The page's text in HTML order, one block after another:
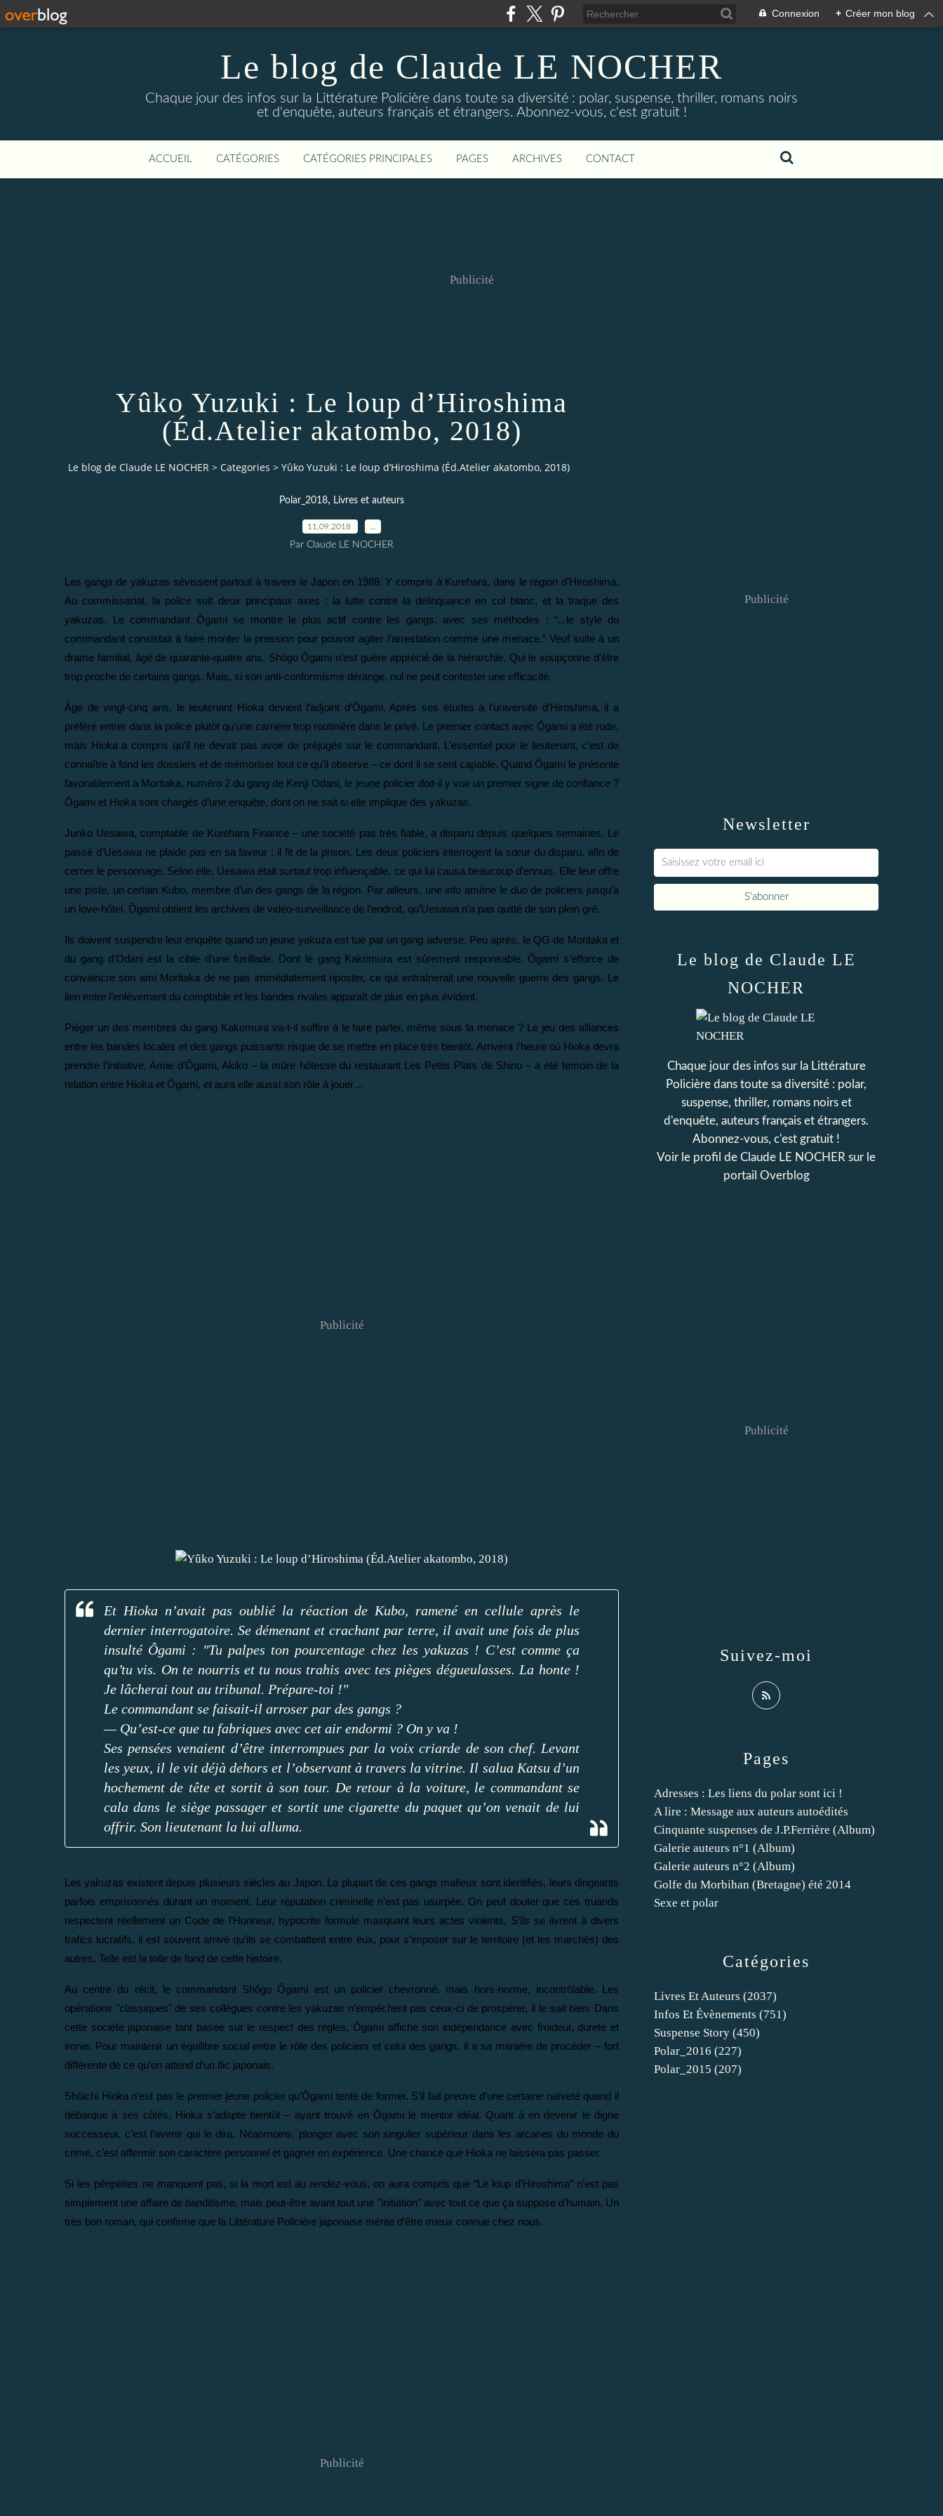
Connexion + Créer mon blog
Le blog de Claude LE NOCHER
Chaque jour des infos sur la Littérature Policière dans toute sa diversité : polar, suspense, thriller, romans noirs
et d'enquête, auteurs français et étrangers. Abonnez-vous, c'est gratuit !
ACCUEIL CATÉGORIES CATÉGORIES PRINCIPALES PAGES ARCHIVES CONTACT
Publicité
Yûko Yuzuki : Le loup d’Hiroshima
(Éd.Atelier akatombo, 2018)
Le blog de Claude LE NOCHER > Categories > Yûko Yuzuki : Le loup d’Hiroshima (Éd.Atelier akatombo, 2018)
Polar_2018, Livres et auteurs
11.09.2018
Par Claude LE NOCHER
Les gangs de yakuzas sévissent partout à travers le Japon en 1988. Y compris à Kurehara, dans le région d’Hiroshima.
Au commissariat, la police suit deux principaux axes : la lutte contre la délinquance en col blanc, et la traque des
yakuzas. Le commandant Ôgami se montre le plus actif contre les gangs, avec ses méthodes : “...le style du
commandant consistait à faire monter la pression pour pouvoir agiter l’arrestation comme une menace.” Veuf suite à un
drame familial, âgé de quarante-quatre ans, Shôgo Ôgami n’est guère apprécié de la hiérarchie. Qui le soupçonne d’être
trop proche de certains gangs. Mais, si son anti-conformisme dérange, nul ne peut contester une efficacité.
Âgé de vingt-cinq ans, le lieutenant Hioka devient l’adjoint d’Ôgami. Après ses études à l’université d’Hiroshima, il a
préféré entrer dans la police plutôt qu’une carrière trop routinière dans le privé. Le premier contact avec Ôgami a été rude,
mais Hioka a compris qu’il ne devait pas avoir de préjugés sur le commandant. L’essentiel pour le lieutenant, c’est de
connaître à fond les dossiers et de mémoriser tout ce qu’il observe – ce dont il se sent capable. Quand Ôgami le présente
favorablement à Moritaka, numéro 2 du gang de Kenji Odani, le jeune policier doit-il y voir un premier signe de confiance ?
Ôgami et Hioka sont chargés d’une enquête, dont on ne sait si elle implique des yakuzas.
Junko Uesawa, comptable de Kurehara Finance – une société pas très fiable, a disparu depuis quelques semaines. Le
passé d’Uesawa ne plaide pas en sa faveur ; il fit de la prison. Les deux policiers interrogent la sœur du disparu, afin de
cerner le personnage. Selon elle, Uesawa était surtout trop influençable, ce qui lui causa beaucoup d’ennuis. Elle leur offre
une piste, un certain Kubo, membre d’un des gangs de la région. Par ailleurs, une info amène le duo de policiers jusqu’à
un love-hôtel. Ôgami obtient les archives de vidéo-surveillance de l’endroit, qu’Uesawa n’a pas quitté de son plein gré.
Ils doivent suspendre leur enquête quand un jeune yakuza est tué par un gang adverse. Peu après, le QG de Moritaka et
du gang d’Odani est la cible d’une fusillade. Dont le gang Kakomura est sûrement responsable. Ôgami s’efforce de
convaincre son ami Moritaka de ne pas immédiatement riposter, ce qui entraînerait une nouvelle guerre des gangs. Le
lien entre l’enlèvement du comptable et les bandes rivales apparaît de plus en plus évident.
Piéger un des membres du gang Kakomura va-t-il suffire à le faire parler, même sous la menace ? Le jeu des alliances
entre les bandes locales et des gangs puissants risque de se mettre en place très bientôt. Arrivera l’heure où Hioka devra
prendre l’initiative. Amie d’Ôgami, Akiko – la mûre hôtesse du restaurant Les Petits Plats de Shino – a été témoin de la
relation entre Hioka et Ôgami, et aura elle aussi son rôle à jouer…
Publicité
Et Hioka n’avait pas oublié la réaction de Kubo, ramené en cellule après le
dernier interrogatoire. Se démenant et crachant par terre, il avait une fois de plus
insulté Ôgami : "Tu palpes ton pourcentage chez les yakuzas ! C’est comme ça
qu’tu vis. On te nourris et tu nous trahis avec tes pièges dégueulasses. La honte !
Je lâcherai tout au tribunal. Prépare-toi !"
Le commandant se faisait-il arroser par des gangs ?
— Qu’est-ce que tu fabriques avec cet air endormi ? On y va !
Ses pensées venaient d’être interrompues par la voix criarde de son chef. Levant
les yeux, il le vit déjà dehors et l’observant à travers la vitrine. Il salua Katsu d’un
hochement de tête et sortit à son tour. De retour à la voiture, le commandant se
cala dans le siège passager et sortit une cigarette du paquet qu’on venait de lui
offrir. Son lieutenant la lui alluma.
Les yakuzas existent depuis plusieurs siècles au Japon. La plupart de ces gangs mafieux sont identifiés, leurs dirigeants
parfois emprisonnés durant un moment. Leur réputation criminelle n’est pas usurpée. On peut douter que ces truands
respectent réellement un Code de l’Honneur, hypocrite formule masquant leurs actes violents. S’ils se livrent à divers
trafics lucratifs, il est souvent arrivé qu’ils se combattent entre eux, pour s’imposer sur le territoire (et les marchés) des
autres. Telle est la toile de fond de cette histoire.
Au centre du récit, le commandant Shôgo Ôgami est un policier chevronné, mais hors-norme, incontrôlable. Les
opérations "classiques" de ses collègues contre les yakuzas n’empêchent pas ceux-ci de prospérer, il le sait bien. Dans
cette société japonaise tant basée sur le respect des règles, Ôgami affiche son indépendance avec froideur, dureté et
ironie. Pour maintenir un équilibre social entre le rôle des policiers et celui des gangs, il a sa manière de procéder – fort
différente de ce qu’on attend d’un flic japonais.
Shûichi Hioka n’est pas le premier jeune policier qu’Ôgami tente de former. S’il fait preuve d’une certaine naïveté quand il
débarque à ses côtés, Hioka s’adapte bientôt – ayant trouvé en Ôgami le mentor idéal. Quant à en devenir le digne
successeur, c’est l’avenir qui le dira. Néanmoins, plonger avec son singulier supérieur dans les arcanes du monde du
crime, c’est affermir son caractère personnel et gagner en expérience. Une chance que Hioka ne laissera pas passer.
Si les péripéties ne manquent pas, si la mort est au rendez-vous, on aura compris que “Le loup d’Hiroshima” n’est pas
simplement une affaire de banditisme, mais peut-être avant tout une "initiation" avec tout ce que ça suppose d’humain. Un
très bon roman, qui confirme que la Littérature Policière japonaise mérite d’être mieux connue chez nous.
Publicité
Newsletter
Publicité
Catégories
Livres Et Auteurs (2037)
Infos Et Évènements (751)
Suspense Story (450)
Polar_2016 (227)
Polar_2015 (207)
Pages
Adresses : Les liens du polar sont ici !
A lire : Message aux auteurs autoédités
Cinquante suspenses de J.P.Ferrière (Album)
Galerie auteurs n°1 (Album)
Galerie auteurs n°2 (Album)
Golfe du Morbihan (Bretagne) été 2014
Sexe et polar
Le blog de Claude LE
NOCHER
Chaque jour des infos sur la Littérature
Policière dans toute sa diversité : polar,
suspense, thriller, romans noirs et
d'enquête, auteurs français et étrangers.
Abonnez-vous, c'est gratuit !
Voir le profil de Claude LE NOCHER sur le
portail Overblog
Suivez-moi
Publicité